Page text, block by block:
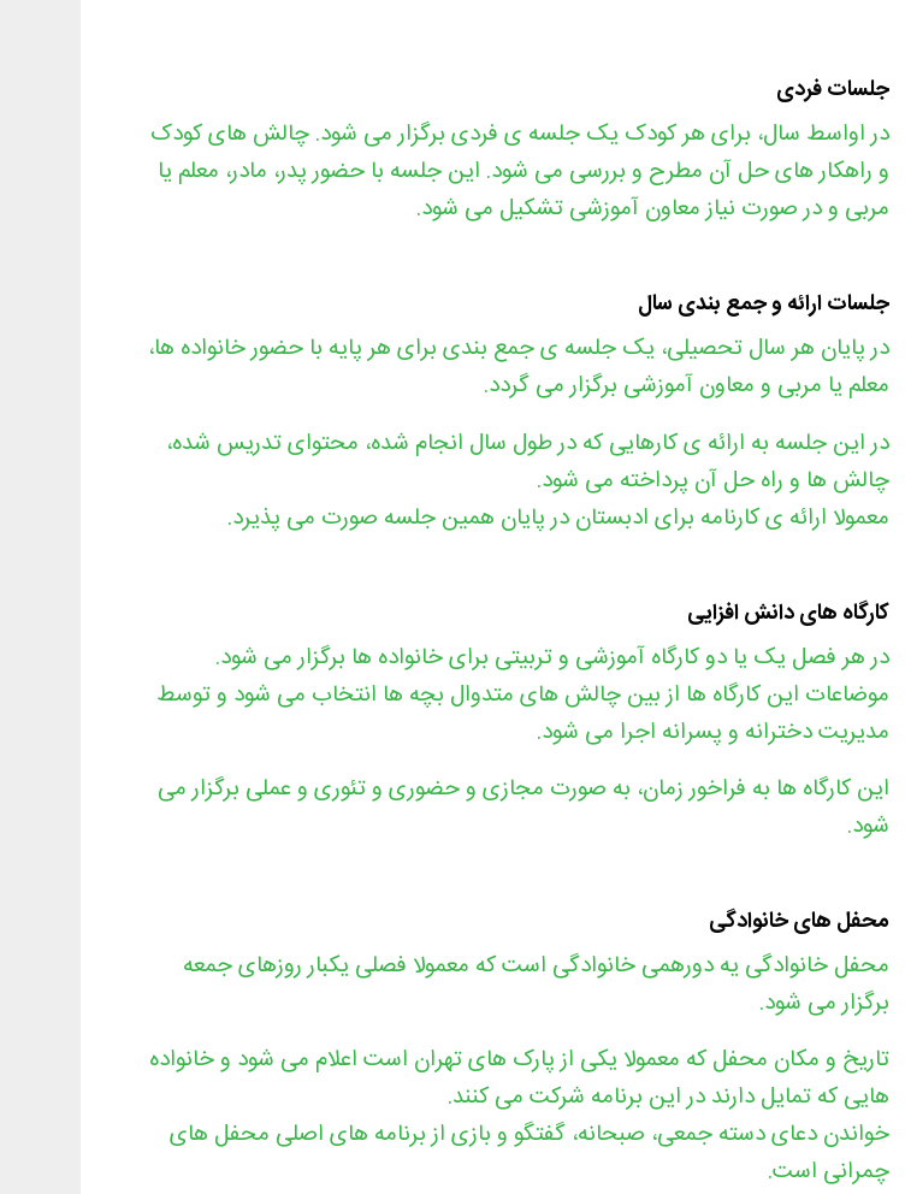
جلسات فردی
در اواسط سال، برای هر کودک یک جلسه ی فردی برگزار می شود. چالش های کودک
و راهکار های حل آن مطرح و بررسی می شود. این جلسه با حضور پدر، مادر، معلم یا
مربی و در صورت نیاز معاون آموزشی تشکیل می شود.
جلسات ارائه و جمع بندی سال
در پایان هر سال تحصیلی، یک جلسه ی جمع بندی برای هر پایه با حضور خانواده ها،
معلم یا مربی و معاون آموزشی برگزار می گردد.
در این جلسه به ارائه ی کارهایی که در طول سال انجام شده، محتوای تدریس شده،
چالش ها و راه حل آن پرداخته می شود.
معمولا ارائه ی کارنامه برای ادبستان در پایان همین جلسه صورت می پذیرد.
کارگاه های دانش افزایی
در هر فصل یک یا دو کارگاه آموزشی و تربیتی برای خانواده ها برگزار می شود.
موضاعات این کارگاه ها از بین چالش های متدوال بچه ها انتخاب می شود و توسط
مدیریت دخترانه و پسرانه اجرا می شود.
این کارگاه ها به فراخور زمان، به صورت مجازی و حضوری و تئوری و عملی برگزار می
شود.
محفل های خانوادگی
محفل خانوادگی یه دورهمی خانوادگی است که معمولا فصلی یکبار روزهای جمعه
برگزار می شود.
تاریخ و مکان محفل که معمولا یکی از پارک های تهران است اعلام می شود و خانواده
هایی که تمایل دارند در این برنامه شرکت می کنند.
خواندن دعای دسته جمعی، صبحانه، گفتگو و بازی از برنامه های اصلی محفل های
چمرانی است.